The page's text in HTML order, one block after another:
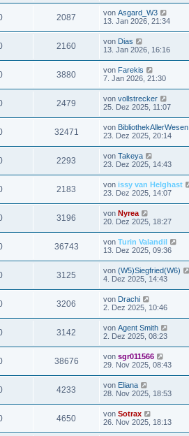
2087 von Asgard_W3
13. Jan 2026, 21:34
2160 von Dias
13. Jan 2026, 16:16
3880 von Farekis
7. Jan 2026, 21:30
2479 von vollstrecker
25. Dez 2025, 11:07
32471 von BibliothekAllerWesen
23. Dez 2025, 20:14
2293 von Takeya
23. Dez 2025, 14:43
2183 von issy van Helghast
23. Dez 2025, 14:07
3196 von Nyrea
20. Dez 2025, 18:27
36743 von Turin Valandil
13. Dez 2025, 09:36
3125 von (W5)Siegfried(W6)
4. Dez 2025, 14:43
3206 von Drachi
2. Dez 2025, 10:46
3142 von Agent Smith
2. Dez 2025, 08:23
38676 von sgr011566
29. Nov 2025, 08:43
4233 von Eliana
28. Nov 2025, 18:53
4650 von Sotrax
26. Nov 2025, 18:13